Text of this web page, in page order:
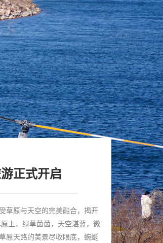
正式开启
草原与天空的完美融合，揭开
上，绿草茵茵，天空湛蓝，微
原天路的美景尽收眼底，蜿蜒